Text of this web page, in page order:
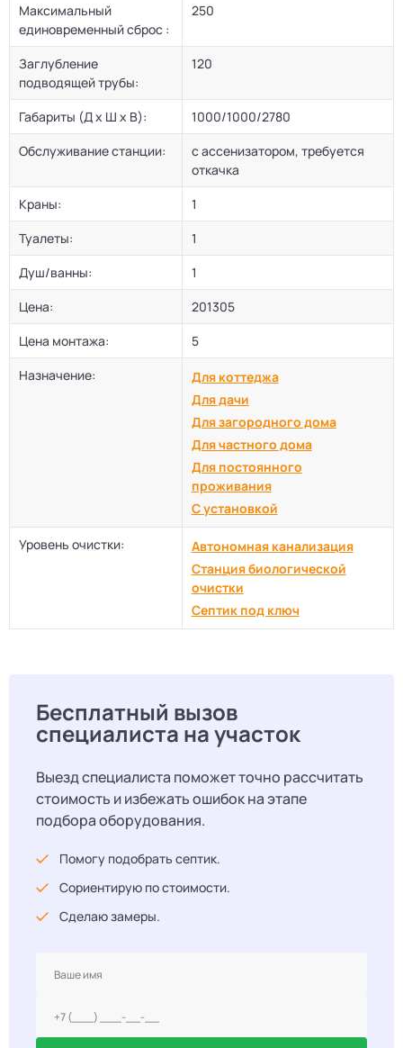
Максимальный
единовременный сброс :
250
Заглубление
подводящей трубы:
120
Габариты (Д х Ш х В):
1000/1000/2780
Обслуживание станции:
с ассенизатором, требуется
откачка
Краны:
1
Туалеты:
1
Душ/ванны:
1
Цена:
201305
Цена монтажа:
5
Назначение:
Для коттеджа
Для дачи
Для загородного дома
Для частного дома
Для постоянного
проживания
С установкой
Уровень очистки:
Автономная канализация
Станция биологической
очистки
Септик под ключ
Бесплатный вызов
специалиста на участок
Выезд специалиста поможет точно рассчитать
стоимость и избежать ошибок на этапе
подбора оборудования.
Помогу подобрать септик.
Сориентирую по стоимости.
Сделаю замеры.